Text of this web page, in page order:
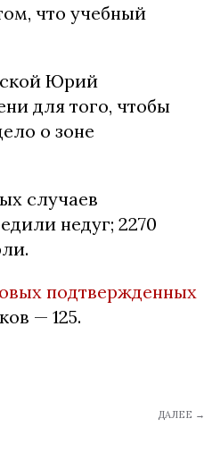
что учебный
Юрий
для того, чтобы
о зоне
случаев
недуг; 2270
подтвержденных
— 125.
ДАЛЕЕ →